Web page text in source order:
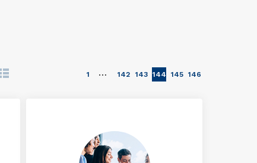
1 … 142 143 144 145 146